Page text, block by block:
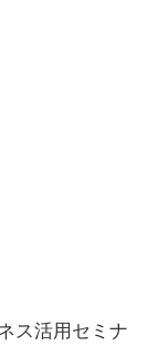
ス活用セミナ